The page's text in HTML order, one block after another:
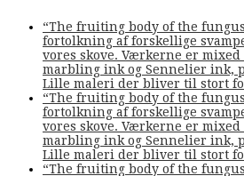
“The fruiting body of the
fortolkning af forskellige
vores skove. Værkerne er mixed
marbling ink og Sennelier ink,
Lille maleri der bliver til stort
“The fruiting body of the
fortolkning af forskellige
vores skove. Værkerne er mixed
marbling ink og Sennelier ink,
Lille maleri der bliver til stort
“The fruiting body of the